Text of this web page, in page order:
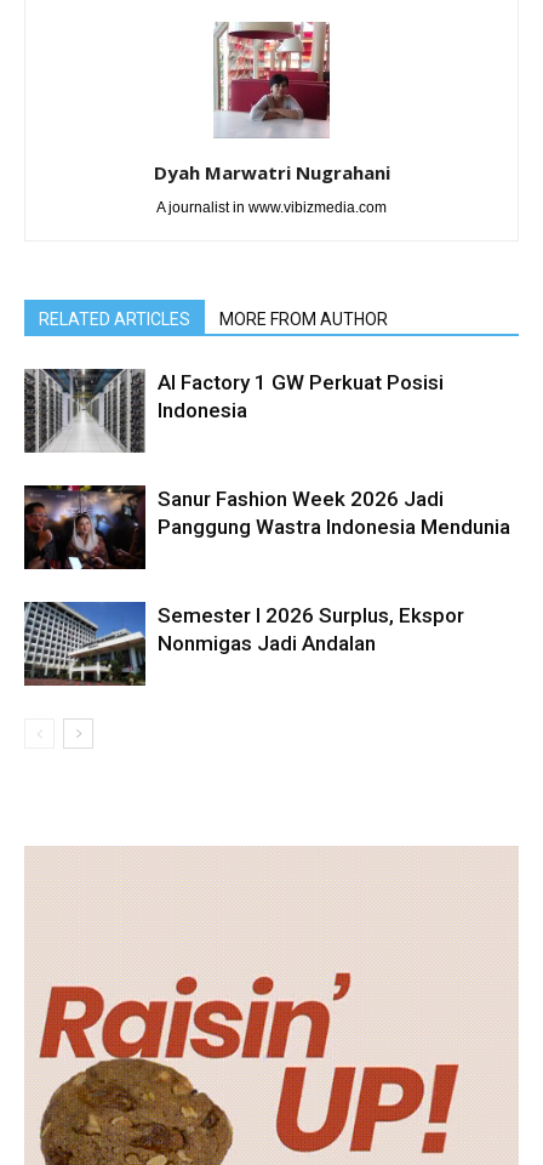
Dyah Marwatri Nugrahani
A journalist in www.vibizmedia.com
RELATED ARTICLES MORE FROM AUTHOR
AI Factory 1 GW Perkuat Posisi
Indonesia
Sanur Fashion Week 2026 Jadi
Panggung Wastra Indonesia Mendunia
Semester I 2026 Surplus, Ekspor
Nonmigas Jadi Andalan